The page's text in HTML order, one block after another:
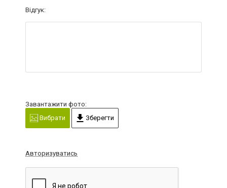
Відгук:
Завантажити фото:
Вибрати
Зберегти
Авторизуватись